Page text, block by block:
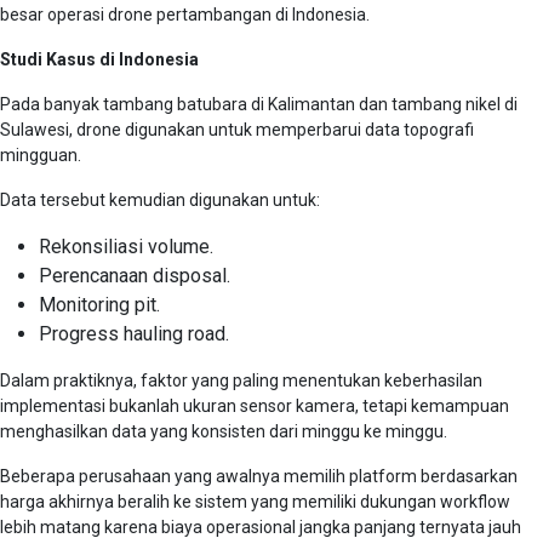
besar operasi drone pertambangan di Indonesia.
Studi Kasus di Indonesia
Pada banyak tambang batubara di Kalimantan dan tambang nikel di
Sulawesi, drone digunakan untuk memperbarui data topografi
mingguan.
Data tersebut kemudian digunakan untuk:
Rekonsiliasi volume.
Perencanaan disposal.
Monitoring pit.
Progress hauling road.
Dalam praktiknya, faktor yang paling menentukan keberhasilan
implementasi bukanlah ukuran sensor kamera, tetapi kemampuan
menghasilkan data yang konsisten dari minggu ke minggu.
Beberapa perusahaan yang awalnya memilih platform berdasarkan
harga akhirnya beralih ke sistem yang memiliki dukungan workflow
lebih matang karena biaya operasional jangka panjang ternyata jauh